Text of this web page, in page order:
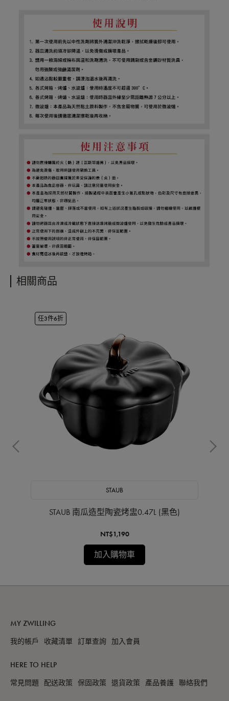
相關商品
任3件6折
STAUB
STAUB 南瓜造型陶瓷烤盅0.47L (黑色)
NT$1,190
加入購物車
MY ZWILLING
我的帳戶 收藏清單 訂單查詢 加入會員
HERE TO HELP
常見問題 配送政策 保固政策 退貨政策 產品養護 聯絡我們